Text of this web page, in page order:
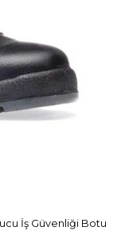
İş Güvenliği Botu